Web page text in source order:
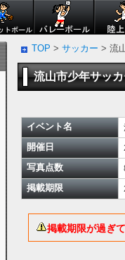
TOP > サッカー > 流
流山市少年サッ
イベント名
開催日
写真点数
掲載期限
掲載期限が過ぎ